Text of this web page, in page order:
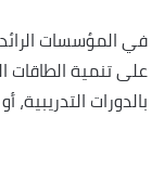
في المؤسسات
على تنمية
بالدورات